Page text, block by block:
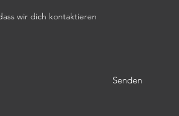
wir dich kontaktieren
Senden